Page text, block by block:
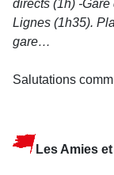
directs (1h) -
Lignes (1h35).
gare…
Salutations
Les Amies